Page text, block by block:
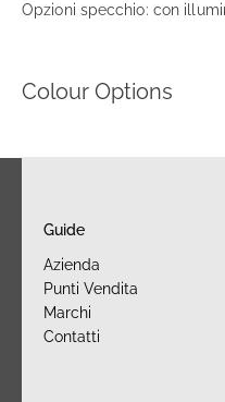
Opzioni specchio: con
Colour Options
Guide
Azienda
Punti Vendita
Marchi
Contatti